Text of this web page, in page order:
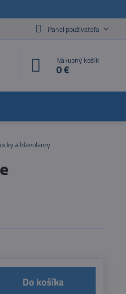
Panel používateľa
Nákupný košík
0 €
a hlavolamy
Do košíka